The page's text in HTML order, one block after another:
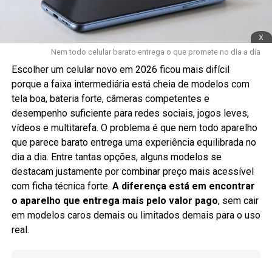
x
Nem todo celular barato entrega o que promete no dia a dia
Escolher um celular novo em 2026 ficou mais difícil
porque a faixa intermediária está cheia de modelos com
tela boa, bateria forte, câmeras competentes e
desempenho suficiente para redes sociais, jogos leves,
vídeos e multitarefa. O problema é que nem todo aparelho
que parece barato entrega uma experiência equilibrada no
dia a dia. Entre tantas opções, alguns modelos se
destacam justamente por combinar preço mais acessível
com ficha técnica forte. A diferença está em encontrar
o aparelho que entrega mais pelo valor pago, sem cair
em modelos caros demais ou limitados demais para o uso
real.